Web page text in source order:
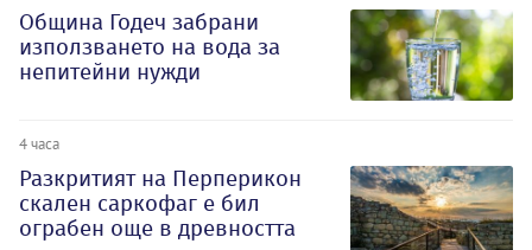
Община Годеч забрани
използването на вода за
непитейни нужди
4 часа
Разкритият на Перперикон
скален саркофаг е бил
ограбен още в древността